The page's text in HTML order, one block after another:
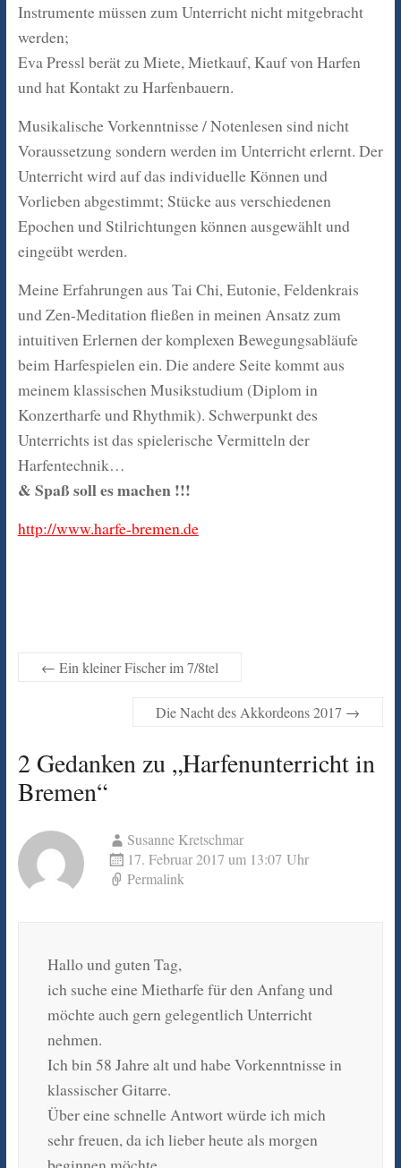
Instrumente müssen zum Unterricht nicht mitgebracht
werden;
Eva Pressl berät zu Miete, Mietkauf, Kauf von Harfen
und hat Kontakt zu Harfenbauern.
Musikalische Vorkenntnisse / Notenlesen sind nicht
Voraussetzung sondern werden im Unterricht erlernt. Der
Unterricht wird auf das individuelle Können und
Vorlieben abgestimmt; Stücke aus verschiedenen
Epochen und Stilrichtungen können ausgewählt und
eingeübt werden.
Meine Erfahrungen aus Tai Chi, Eutonie, Feldenkrais
und Zen-Meditation fließen in meinen Ansatz zum
intuitiven Erlernen der komplexen Bewegungsabläufe
beim Harfespielen ein. Die andere Seite kommt aus
meinem klassischen Musikstudium (Diplom in
Konzertharfe und Rhythmik). Schwerpunkt des
Unterrichts ist das spielerische Vermitteln der
Harfentechnik…
& Spaß soll es machen !!!
http://www.harfe-bremen.de
← Ein kleiner Fischer im 7/8tel
Die Nacht des Akkordeons 2017 →
2 Gedanken zu „Harfenunterricht in
Bremen“
Susanne Kretschmar
17. Februar 2017 um 13:07 Uhr
Permalink
Hallo und guten Tag,
ich suche eine Mietharfe für den Anfang und
möchte auch gern gelegentlich Unterricht
nehmen.
Ich bin 58 Jahre alt und habe Vorkenntnisse in
klassischer Gitarre.
Über eine schnelle Antwort würde ich mich
sehr freuen, da ich lieber heute als morgen